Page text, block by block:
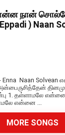
நான்
) Naan
Naan Solvean
1. தள்ளாமலே
என்னை ...
MORE SONGS